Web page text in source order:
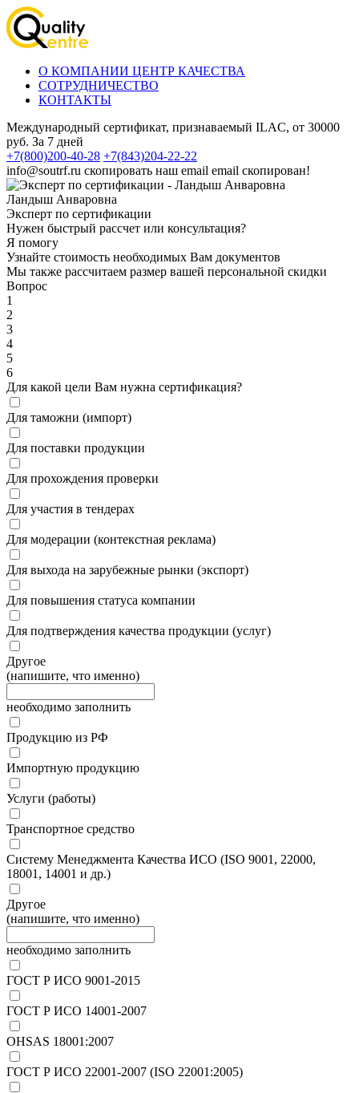
О КОМПАНИИ ЦЕНТР КАЧЕСТВА
СОТРУДНИЧЕСТВО
КОНТАКТЫ
Международный сертификат, признаваемый ILAC, от 30000
руб. За 7 дней
+7(800)200-40-28 +7(843)204-22-22
info@soutrf.ru скопировать наш email email скопирован!
Ландыш Анваровна
Эксперт по сертификации
Нужен быстрый рассчет или консультация?
Я помогу
Узнайте стоимость необходимых Вам документов
Мы также рассчитаем размер вашей персональной скидки
Вопрос
1
2
3
4
5
6
Для какой цели Вам нужна сертификация?
Для таможни (импорт)
Для поставки продукции
Для прохождения проверки
Для участия в тендерах
Для модерации (контекстная реклама)
Для выхода на зарубежные рынки (экспорт)
Для повышения статуса компании
Для подтверждения качества продукции (услуг)
Другое
(напишите, что именно)
необходимо заполнить
Продукцию из РФ
Импортную продукцию
Услуги (работы)
Транспортное средство
Систему Менеджмента Качества ИСО (ISO 9001, 22000,
18001, 14001 и др.)
Другое
(напишите, что именно)
необходимо заполнить
ГОСТ Р ИСО 9001-2015
ГОСТ Р ИСО 14001-2007
OHSAS 18001:2007
ГОСТ Р ИСО 22001-2007 (ISO 22001:2005)